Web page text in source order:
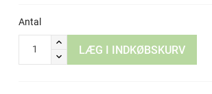
Antal
LÆG I INDKØBSKURV